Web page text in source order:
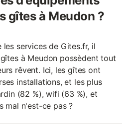
gîtes à Meudon ?
les services de Gites.fr, il
à Meudon possèdent tout
rêvent. Ici, les gîtes ont
installations, et les plus
(82 %), wifi (63 %), et
mal n'est-ce pas ?